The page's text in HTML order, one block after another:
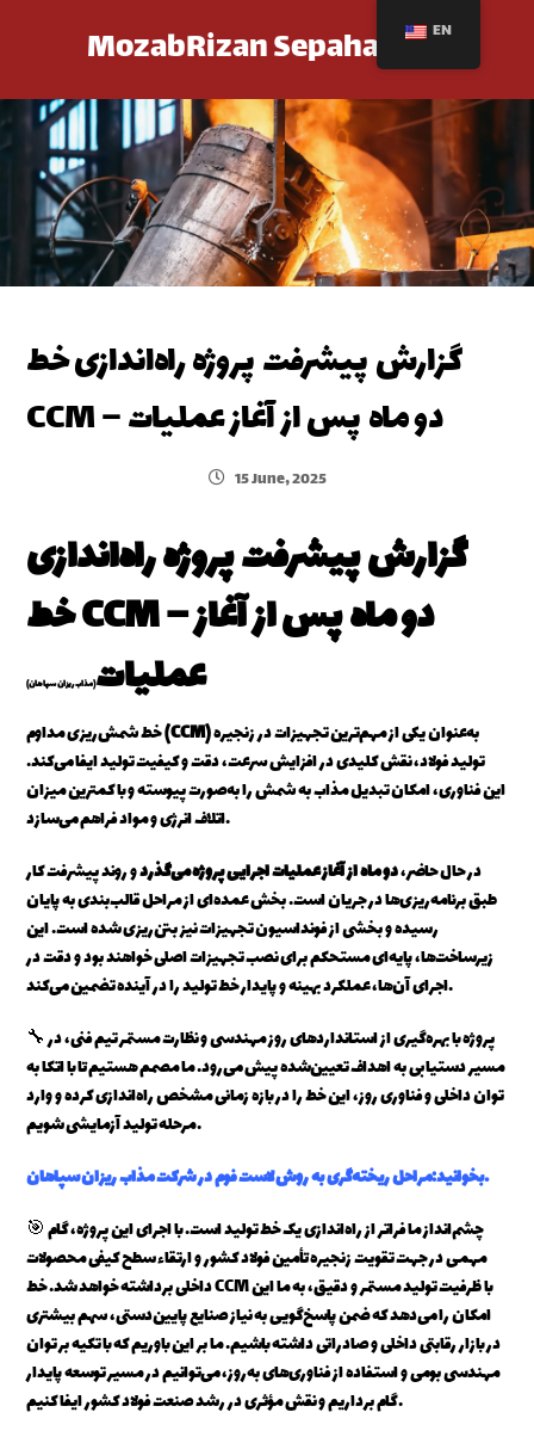
MozabRizan Sepahan Co.
گزارش پیشرفت پروژه راه‌اندازی خط
CCM – دو ماه پس از آغاز عملیات
15 June, 2025
گزارش پیشرفت پروژه راه‌اندازی
خط CCM – دو ماه پس از آغاز
عملیات(مذاب ریزان سپاهان)
خط شمش‌ریزی مداوم(CCM)به‌عنوان یکی از مهم‌ترین تجهیزات در زنجیره
تولید فولاد، نقش کلیدی در افزایش سرعت، دقت و کیفیت تولید ایفا می‌کند.
این فناوری، امکان تبدیل مذاب به شمش را به‌صورت پیوسته و با کمترین میزان
اتلاف انرژی و مواد فراهم می‌سازد.
در حال حاضر،دو ماه از آغاز عملیات اجرایی پروژه می‌گذردو روند پیشرفت کار
طبق برنامه‌ریزی‌ها در جریان است. بخش عمده‌ای از مراحل قالب‌بندی به پایان
رسیده و بخشی از فونداسیون تجهیزات نیز بتن‌ریزی شده است. این
زیرساخت‌ها، پایه‌ای مستحکم برای نصب تجهیزات اصلی خواهند بود و دقت در
اجرای آن‌ها، عملکرد بهینه و پایدار خط تولید را در آینده تضمین می‌کند.
🔧 پروژه با بهره‌گیری از استانداردهای روز مهندسی و نظارت مستمر تیم فنی، در
مسیر دستیابی به اهداف تعیین‌شده پیش می‌رود. ما مصمم هستیم تا با اتکا به
توان داخلی و فناوری روز، این خط را در بازه زمانی مشخص راه‌اندازی کرده و وارد
مرحله تولید آزمایشی شویم.
بخوانید:مراحل ریخته‌گری به روش لاست فوم
در شرکت مذاب ریزان سپاهان.
🎯 چشم‌انداز ما فراتر از راه‌اندازی یک خط تولید است. با اجرای این پروژه، گام
مهمی در جهت تقویت زنجیره تأمین فولاد کشور و ارتقاء سطح کیفی محصولات
داخلی برداشته خواهد شد. خط CCM با ظرفیت تولید مستمر و دقیق، به ما این
امکان را می‌دهد که ضمن پاسخ‌گویی به نیاز صنایع پایین‌دستی، سهم بیشتری
در بازار رقابتی داخلی و صادراتی داشته باشیم. ما بر این باوریم که با تکیه بر توان
مهندسی بومی و استفاده از فناوری‌های به‌روز، می‌توانیم در مسیر توسعه پایدار
گام برداریم و نقش مؤثری در رشد صنعت فولاد کشور ایفا کنیم.
EN